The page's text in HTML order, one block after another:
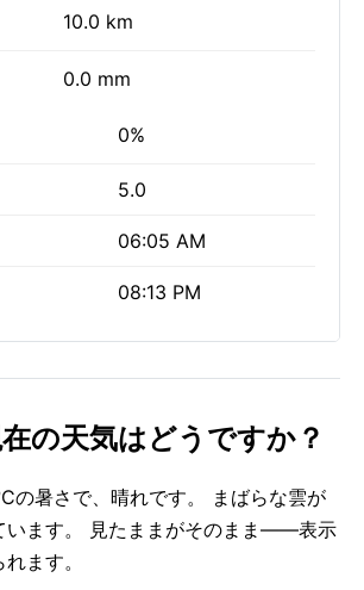
10.0 km
0.0 mm
0%
5.0
06:05 AM
08:13 PM
の天気はどうですか？
の暑さで、晴れです。 まばらな雲が
います。 見たままがそのまま——表示
ます。